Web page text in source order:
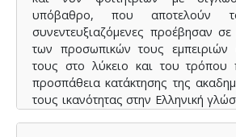
υπόβαθρο, που αποτελούν
συνεντευξιαζόμενες προέβησαν
των προσωπικών τους
τους στο λύκειο και του
προσπάθεια κατάκτησης της
τους ικανότητας στην Ελληνική